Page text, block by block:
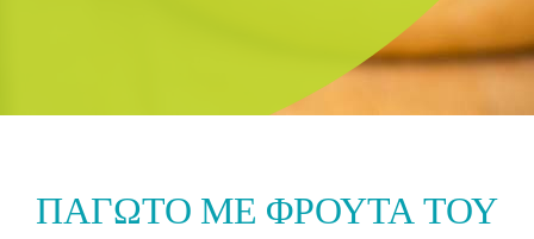
ΠΑΓΩΤΟ ΜΕ ΦΡΟΥΤΑ ΤΟΥ